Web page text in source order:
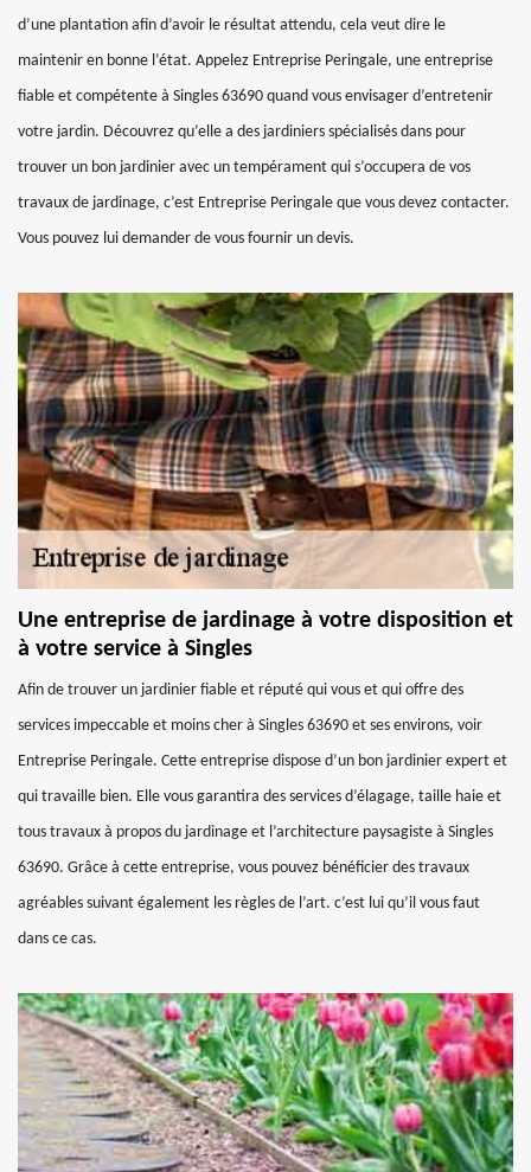
d’une plantation afin d’avoir le résultat attendu, cela veut dire le
maintenir en bonne l’état. Appelez Entreprise Peringale, une entreprise
fiable et compétente à Singles 63690 quand vous envisager d’entretenir
votre jardin. Découvrez qu’elle a des jardiniers spécialisés dans pour
trouver un bon jardinier avec un tempérament qui s’occupera de vos
travaux de jardinage, c’est Entreprise Peringale que vous devez contacter.
Vous pouvez lui demander de vous fournir un devis.
Une entreprise de jardinage à votre disposition et
à votre service à Singles
Afin de trouver un jardinier fiable et réputé qui vous et qui offre des
services impeccable et moins cher à Singles 63690 et ses environs, voir
Entreprise Peringale. Cette entreprise dispose d’un bon jardinier expert et
qui travaille bien. Elle vous garantira des services d’élagage, taille haie et
tous travaux à propos du jardinage et l’architecture paysagiste à Singles
63690. Grâce à cette entreprise, vous pouvez bénéficier des travaux
agréables suivant également les règles de l’art. c’est lui qu’il vous faut
dans ce cas.